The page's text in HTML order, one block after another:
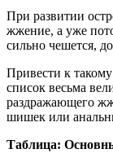
При развитии
жжение, а уже
сильно чешется,
Привести к
список весьма
раздражающего
шишек или
Таблица: